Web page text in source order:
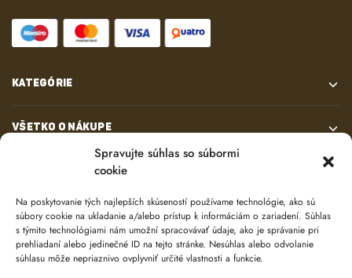
Spravujte súhlas so súbormi
cookie
Na poskytovanie tých najlepších skúseností používame technológie, ako sú
súbory cookie na ukladanie a/alebo prístup k informáciám o zariadení. Súhlas
s týmito technológiami nám umožní spracovávať údaje, ako je správanie pri
prehliadaní alebo jedinečné ID na tejto stránke. Nesúhlas alebo odvolanie
súhlasu môže nepriaznivo ovplyvniť určité vlastnosti a funkcie.
KATEGÓRIE
VŠETKO O NÁKUPE